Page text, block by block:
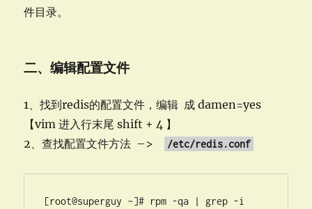
件目录。
二、编辑配置文件
1、找到redis的配置文件，编辑 成 damen=yes
【vim 进入行末尾 shift + 4 】
2、查找配置文件方法 –>
/etc/redis.conf
[root@superguy ~]# rpm -qa | grep -i